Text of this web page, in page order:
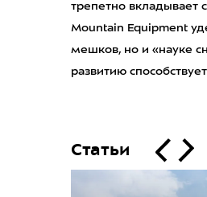
трепетно вкладывает
Mountain Equipment
мешков, но и «науке
развитию
Статьи